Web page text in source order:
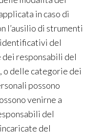
in caso di
l’ausilio di strumenti
del
responsabili del
delle categorie dei
possono
venirne a
del
del